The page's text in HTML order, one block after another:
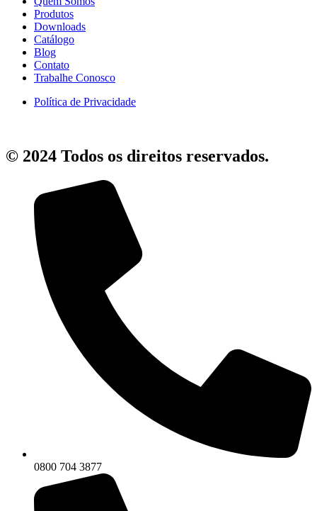
Produtos
Downloads
Catálogo
Blog
Contato
Trabalhe Conosco
Política de Privacidade
© 2024 Todos os direitos reservados.
0800 704 3877